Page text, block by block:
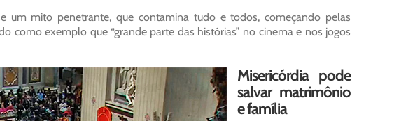
um mito penetrante, que contamina tudo e todos, começando pelas
como exemplo que “grande parte das histórias” no cinema e nos jogos
Misericórdia pode
salvar matrimônio
e família